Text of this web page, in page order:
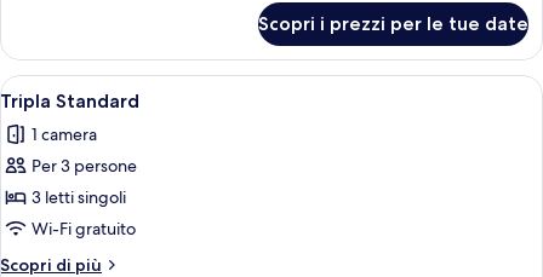
Triple,
Double
+
Single)
non
fumatori
(Semi
Triple,
Double
Single)
Scopri i prezzi per le tue date
Apri
tutte
le
foto
per
Tripla
Standard
Una camera d'albergo con due letti,
7
Tripla Standard
1 camera
Per 3 persone
3 letti singoli
Wi-Fi gratuito
Scopri di più
Altri